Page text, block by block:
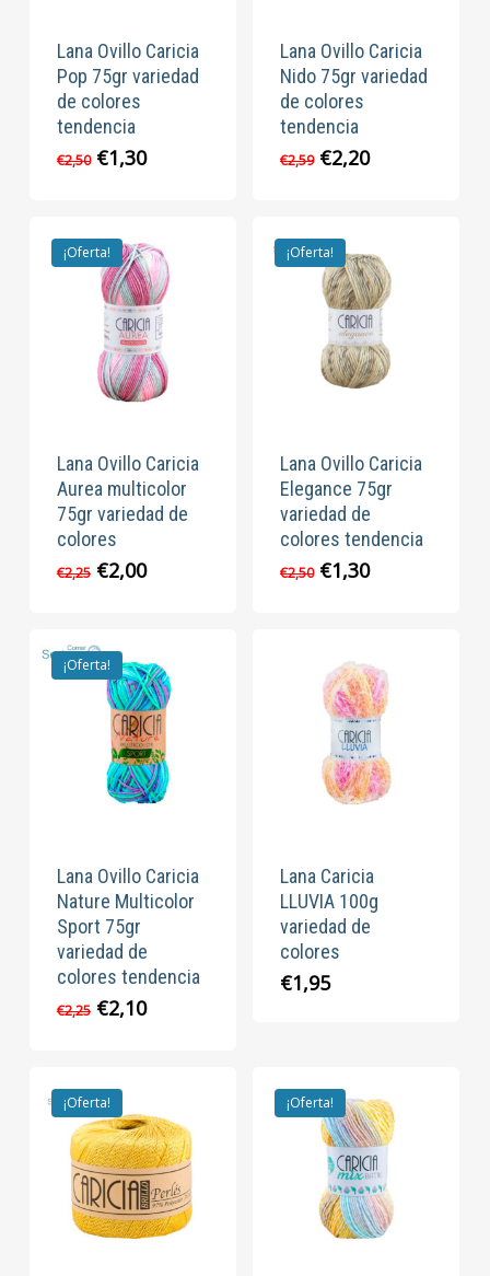
Lana Ovillo Caricia
Pop 75gr variedad
de colores
tendencia
€2,50 El
€2,50.
€1,30El
€1,30.
Lana Ovillo Caricia
Nido 75gr variedad
de colores
tendencia
€2,59 El
€2,59.
€2,20El
€2,20.
¡Oferta!
Lana Ovillo Caricia
Aurea multicolor
75gr variedad de
colores
€2,25 El
era:
€2,25.
€2,00El
€2,00.
¡Oferta!
Lana Ovillo Caricia
Elegance 75gr
variedad de
colores tendencia
€2,50 El
€2,50.
€1,30El
€1,30.
¡Oferta!
Lana Ovillo Caricia
Nature Multicolor
Sport 75gr
variedad de
colores tendencia
€2,25 El
€2,25.
€2,10El
Lana Caricia
LLUVIA 100g
variedad de
colores
€1,95
¡Oferta! ¡Oferta!